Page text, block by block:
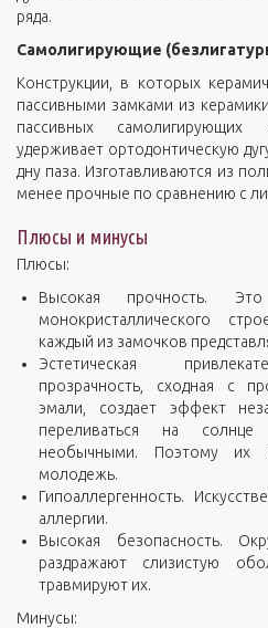
ряда.
Самолигирующие
Конструкции, в которых
пассивными замками из
пассивных
удерживает ортодонтическую
дну паза. Изготавливаются из
менее прочные по сравнению с
Плюсы и минусы
Плюсы:
Высокая прочность.
монокристаллического
каждый из замочков
Эстетическая
прозрачность, сходная с
эмали, создает эффект
переливаться на
необычными. Поэтому
молодежь.
Гипоаллергенность.
аллергии.
Высокая безопасность.
раздражают слизистую
травмируют их.
Минусы: